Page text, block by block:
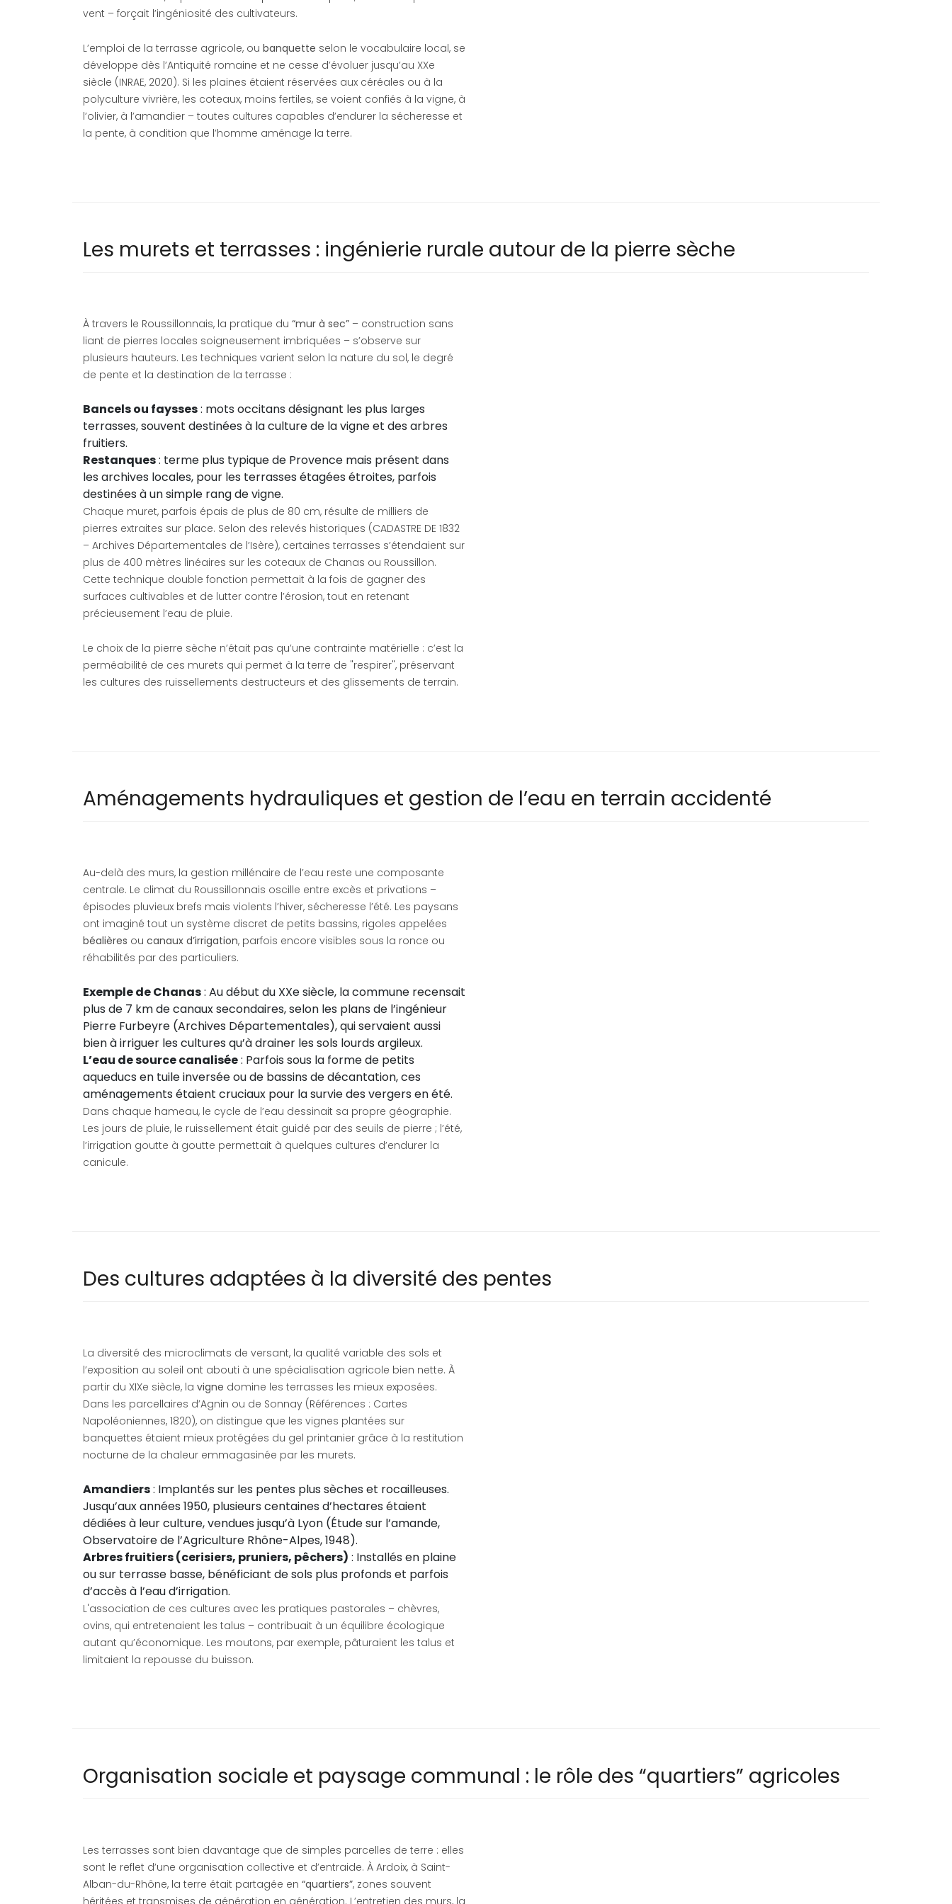
vent – forçait l’ingéniosité des cultivateurs.
L’emploi de la terrasse agricole, ou banquette selon le vocabulaire local, se
développe dès l’Antiquité romaine et ne cesse d’évoluer jusqu’au XXe
siècle (INRAE, 2020). Si les plaines étaient réservées aux céréales ou à la
polyculture vivrière, les coteaux, moins fertiles, se voient confiés à la vigne, à
l’olivier, à l’amandier – toutes cultures capables d’endurer la sécheresse et
la pente, à condition que l’homme aménage la terre.
Les murets et terrasses : ingénierie rurale autour de la pierre sèche
À travers le Roussillonnais, la pratique du “mur à sec” – construction sans
liant de pierres locales soigneusement imbriquées – s’observe sur
plusieurs hauteurs. Les techniques varient selon la nature du sol, le degré
de pente et la destination de la terrasse :
Bancels ou faysses: mots occitans désignant les plus larges
terrasses, souvent destinées à la culture de la vigne et des arbres
fruitiers.
Restanques: terme plus typique de Provence mais présent dans
les archives locales, pour les terrasses étagées étroites, parfois
destinées à un simple rang de vigne.
Chaque muret, parfois épais de plus de 80 cm, résulte de milliers de
pierres extraites sur place. Selon des relevés historiques (CADASTRE DE 1832
– Archives Départementales de l’Isère), certaines terrasses s’étendaient sur
plus de 400 mètres linéaires sur les coteaux de Chanas ou Roussillon.
Cette technique double fonction permettait à la fois de gagner des
surfaces cultivables et de lutter contre l’érosion, tout en retenant
précieusement l’eau de pluie.
Le choix de la pierre sèche n’était pas qu’une contrainte matérielle : c’est la
perméabilité de ces murets qui permet à la terre de "respirer", préservant
les cultures des ruissellements destructeurs et des glissements de terrain.
Aménagements hydrauliques et gestion de l’eau en terrain accidenté
Au-delà des murs, la gestion millénaire de l’eau reste une composante
centrale. Le climat du Roussillonnais oscille entre excès et privations –
épisodes pluvieux brefs mais violents l’hiver, sécheresse l’été. Les paysans
ont imaginé tout un système discret de petits bassins, rigoles appelées
béalières ou canaux d’irrigation, parfois encore visibles sous la ronce ou
réhabilités par des particuliers.
Exemple de Chanas: Au début du XXe siècle, la commune recensait
plus de 7 km de canaux secondaires, selon les plans de l’ingénieur
Pierre Furbeyre (Archives Départementales), qui servaient aussi
bien à irriguer les cultures qu’à drainer les sols lourds argileux.
L’eau de source canalisée: Parfois sous la forme de petits
aqueducs en tuile inversée ou de bassins de décantation, ces
aménagements étaient cruciaux pour la survie des vergers en été.
Dans chaque hameau, le cycle de l’eau dessinait sa propre géographie.
Les jours de pluie, le ruissellement était guidé par des seuils de pierre ; l’été,
l’irrigation goutte à goutte permettait à quelques cultures d’endurer la
canicule.
Des cultures adaptées à la diversité des pentes
La diversité des microclimats de versant, la qualité variable des sols et
l’exposition au soleil ont abouti à une spécialisation agricole bien nette. À
partir du XIXe siècle, la vigne domine les terrasses les mieux exposées.
Dans les parcellaires d’Agnin ou de Sonnay (Références : Cartes
Napoléoniennes, 1820), on distingue que les vignes plantées sur
banquettes étaient mieux protégées du gel printanier grâce à la restitution
nocturne de la chaleur emmagasinée par les murets.
Amandiers: Implantés sur les pentes plus sèches et rocailleuses.
Jusqu’aux années 1950, plusieurs centaines d’hectares étaient
dédiées à leur culture, vendues jusqu’à Lyon (Étude sur l’amande,
Observatoire de l’Agriculture Rhône-Alpes, 1948).
Arbres fruitiers (cerisiers, pruniers, pêchers) : Installés en plaine
ou sur terrasse basse, bénéficiant de sols plus profonds et parfois
d’accès à l’eau d’irrigation.
L'association de ces cultures avec les pratiques pastorales – chèvres,
ovins, qui entretenaient les talus – contribuait à un équilibre écologique
autant qu’économique. Les moutons, par exemple, pâturaient les talus et
limitaient la repousse du buisson.
Organisation sociale et paysage communal : le rôle des “quartiers” agricoles
Les terrasses sont bien davantage que de simples parcelles de terre : elles
sont le reflet d’une organisation collective et d’entraide. À Ardoix, à Saint-
Alban-du-Rhône, la terre était partagée en “quartiers”, zones souvent
héritées et transmises de génération en génération. L’entretien des murs, la